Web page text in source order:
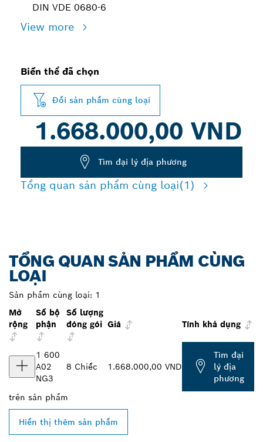
DIN VDE 0680-6
View more
Biến thể đã chọn
Đổi sản phẩm cùng loại
1.668.000,00 VND
Tìm đại lý địa phương
Tổng quan sản phẩm cùng loại(1)
TỔNG QUAN SẢN PHẨM CÙNG
LOẠI
Sản phẩm cùng loại: 1
Mở
rộng
Số bộ
phận
Số lượng
đóng gói Giá Tính khả dụng
1 600
A02
NG3
8 Chiếc 1.668.000,00 VND
Tìm đại
lý địa
phương
trên sản phẩm
Hiển thị thêm sản phẩm